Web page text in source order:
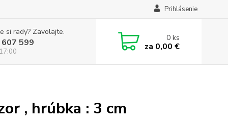
Prihlásenie
si rady? Zavolajte.
599 0ks
za 0,00 €
, hrúbka : 3 cm